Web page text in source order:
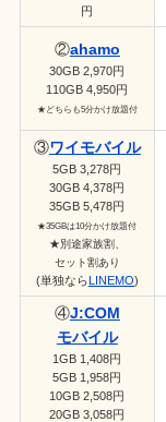
円
②ahamo
30GB 2,970円
110GB 4,950円
★どちらも5分かけ放題付
③ワイモバイル
5GB 3,278円
30GB 4,378円
35GB 5,478円
★35GBは10分かけ放題付
★別途家族割、
セット割あり
(単独ならLINEMO)
④J:COM
モバイル
1GB 1,408円
5GB 1,958円
10GB 2,508円
20GB 3,058円